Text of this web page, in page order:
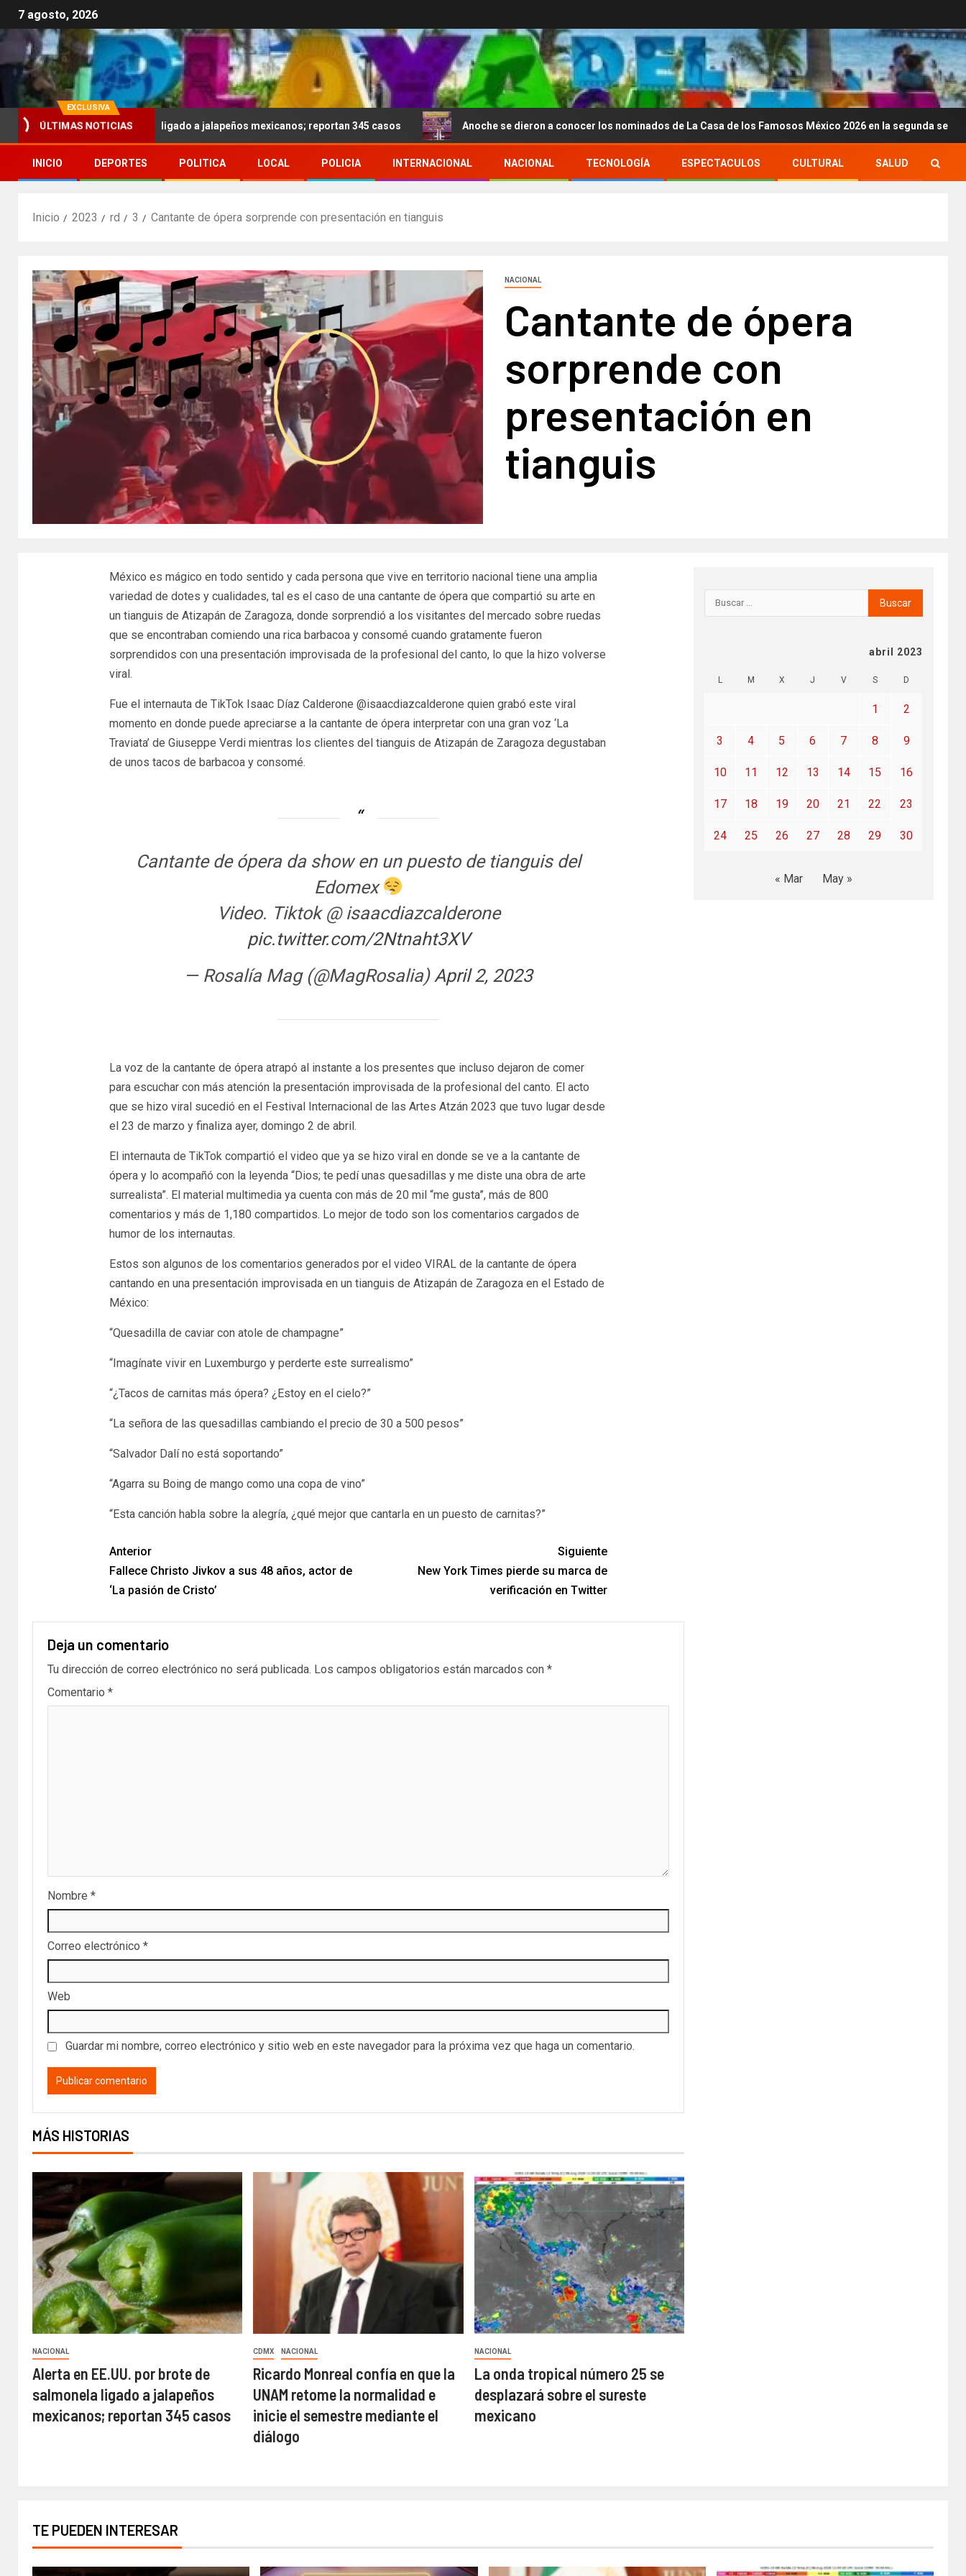
7 agosto, 2026
EXCLUSIVA
ÚLTIMAS NOTICIAS
brote de salmonela ligado a jalapeños mexicanos; reportan 345 casos Anoche se dieron a conocer los nominados de La Casa de los Famosos México 2026 en la segunda semana
INICIO DEPORTES POLITICA LOCAL POLICIA INTERNACIONAL NACIONAL TECNOLOGÍA ESPECTACULOS CULTURAL SALUD
Inicio 2023 rd 3 Cantante de ópera sorprende con presentación en tianguis
NACIONAL
Cantante de ópera
sorprende con
presentación en
tianguis
México es mágico en todo sentido y cada persona que vive en territorio nacional tiene una amplia
variedad de dotes y cualidades, tal es el caso de una cantante de ópera que compartió su arte en
un tianguis de Atizapán de Zaragoza, donde sorprendió a los visitantes del mercado sobre ruedas
que se encontraban comiendo una rica barbacoa y consomé cuando gratamente fueron
sorprendidos con una presentación improvisada de la profesional del canto, lo que la hizo volverse
viral.
Fue el internauta de TikTok Isaac Díaz Calderone @isaacdiazcalderone quien grabó este viral
momento en donde puede apreciarse a la cantante de ópera interpretar con una gran voz ‘La
Traviata’ de Giuseppe Verdi mientras los clientes del tianguis de Atizapán de Zaragoza degustaban
de unos tacos de barbacoa y consomé.
Cantante de ópera da show en un puesto de tianguis del
Edomex
Video. Tiktok @ isaacdiazcalderone
pic.twitter.com/2Ntnaht3XV
— Rosalía Mag (@MagRosalia)April 2, 2023
La voz de la cantante de ópera atrapó al instante a los presentes que incluso dejaron de comer
para escuchar con más atención la presentación improvisada de la profesional del canto. El acto
que se hizo viral sucedió en el Festival Internacional de las Artes Atzán 2023 que tuvo lugar desde
el 23 de marzo y finaliza ayer, domingo 2 de abril.
El internauta de TikTok compartió el video que ya se hizo viral en donde se ve a la cantante de
ópera y lo acompañó con la leyenda “Dios; te pedí unas quesadillas y me diste una obra de arte
surrealista”. El material multimedia ya cuenta con más de 20 mil “me gusta”, más de 800
comentarios y más de 1,180 compartidos. Lo mejor de todo son los comentarios cargados de
humor de los internautas.
Estos son algunos de los comentarios generados por el video VIRAL de la cantante de ópera
cantando en una presentación improvisada en un tianguis de Atizapán de Zaragoza en el Estado de
México:
“Quesadilla de caviar con atole de champagne”
“Imagínate vivir en Luxemburgo y perderte este surrealismo”
“¿Tacos de carnitas más ópera? ¿Estoy en el cielo?”
“La señora de las quesadillas cambiando el precio de 30 a 500 pesos”
“Salvador Dalí no está soportando”
“Agarra su Boing de mango como una copa de vino”
“Esta canción habla sobre la alegría, ¿qué mejor que cantarla en un puesto de carnitas?”
Anterior
Fallece Christo Jivkov a sus 48 años, actor de
‘La pasión de Cristo’
Siguiente
New York Times pierde su marca de
verificación en Twitter
Deja un comentario
Tu dirección de correo electrónico no será publicada. Los campos obligatorios están marcados con *
Comentario *
Nombre *
Correo electrónico *
Web
Guardar mi nombre, correo electrónico y sitio web en este navegador para la próxima vez que haga un comentario.
MÁS HISTORIAS
NACIONAL
Alerta en EE.UU. por brote de
salmonela ligado a jalapeños
mexicanos; reportan 345 casos
CDMX NACIONAL
Ricardo Monreal confía en que la
UNAM retome la normalidad e
inicie el semestre mediante el
diálogo
NACIONAL
La onda tropical número 25 se
desplazará sobre el sureste
mexicano
abril 2023
L M X J V S D
1 2
3 4 5 6 7 8 9
10 11 12 13 14 15 16
17 18 19 20 21 22 23
24 25 26 27 28 29 30
« Mar May »
TE PUEDEN INTERESAR